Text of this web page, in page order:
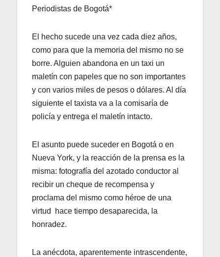
Periodistas de Bogotá*
El hecho sucede una vez cada diez años,
como para que la memoria del mismo no se
borre. Alguien abandona en un taxi un
maletín con papeles que no son importantes
y con varios miles de pesos o dólares. Al día
siguiente el taxista va a la comisaría de
policía y entrega el maletín intacto.
El asunto puede suceder en Bogotá o en
Nueva York, y la reacción de la prensa es la
misma: fotografía del azotado conductor al
recibir un cheque de recompensa y
proclama del mismo como héroe de una
virtud hace tiempo desaparecida, la
honradez.
La anécdota, aparentemente intrascendente,